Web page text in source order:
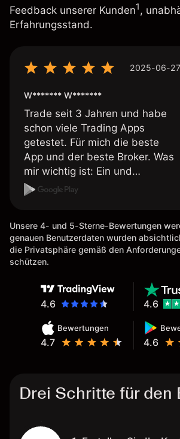
Feedback unserer Kunden1,
Erfahrungsstand.
2025-06-27
W******* W*******
Trade seit 3 Jahren und habe
schon viele Trading Apps
getestet. Für mich die beste
App und der beste Broker. Was
mir wichtig ist: Ein und
Auszahlungen per Kreditkarte
möglich. Berichte, Auszüge OK.
Eine Diagrammfunktion wie es
bei Naga ist wäre
Unsere 4- und 5-Sterne-Bewertungen
genauen Benutzerdaten wurden
die Privatsphäre gemäß den
schützen.
4.6
Bewertungen
4.7 4.6
4.6
Drei Schritte für den